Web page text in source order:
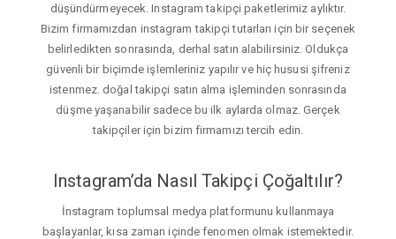
düşündürmeyecek. Instagram takipçi paketlerimiz aylıktır.
Bizim firmamızdan instagram takipçi tutarları için bir seçenek
belirledikten sonrasında, derhal satın alabilirsiniz. Oldukça
güvenli bir biçimde işlemleriniz yapılır ve hiç hususi şifreniz
istenmez. doğal takipçi satın alma işleminden sonrasında
düşme yaşanabilir sadece bu ilk aylarda olmaz. Gerçek
takipçiler için bizim firmamızı tercih edin.
Instagram’da Nasıl Takipçi Çoğaltılır?
İnstagram toplumsal medya platformunu kullanmaya
başlayanlar, kısa zaman içinde fenomen olmak istemektedir.